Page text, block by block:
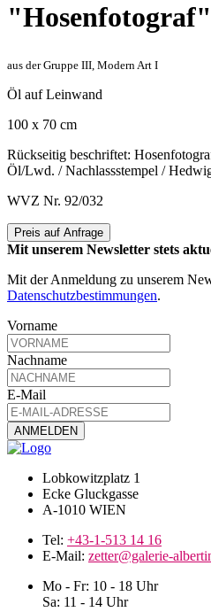
"Hosenfotograf"
aus der Gruppe III, Modern Art I
Öl auf Leinwand
100 x 70 cm
Rückseitig beschriftet:
Öl/Lwd. / Nachlassstempel /
WVZ Nr. 92/032
Preis auf Anfrage
Mit unserem Newsletter stets
Mit der Anmeldung zu unserem
Datenschutzbestimmungen.
Vorname
Nachname
E-Mail
Lobkowitzplatz 1
Ecke Gluckgasse
A-1010 WIEN
Tel: +43-1-513 14 16
E-Mail: zetter@galerie-
Mo - Fr: 10 - 18 Uhr
Sa: 11 - 14 Uhr